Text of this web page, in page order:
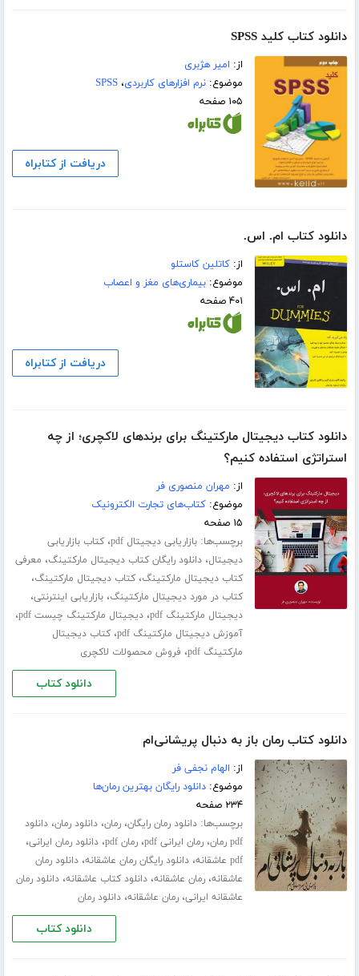
دانلود کتاب کلید SPSS
از: امیر هژبری
موضوع:نرم افزارهای کاربردی،SPSS
۱۰۵ صفحه
دریافت از کتابراه
دانلود کتاب ام. اس.
از:کاتلین کاستلو
موضوع:بیماری‌های مغز و اعصاب
۴۰۱ صفحه
دریافت از کتابراه
دانلود کتاب دیجیتال مارکتینگ برای برندهای لاکچری؛ از چه
استراتژی استفاده کنیم؟
از: مهران منصوری فر
موضوع:کتاب‌های تجارت الکترونیک
۱۵ صفحه
برچسب‌ها:بازاریابی دیجیتال pdf ،کتاب بازاریابی
دیجیتال،دانلود رایگان کتاب دیجیتال مارکتینگ، معرفی
کتاب دیجیتال مارکتینگ،کتاب دیجیتال مارکتینگ،
کتاب در مورد دیجیتال مارکتینگ،بازاریابی اینترنتی،
دیجیتال مارکتینگ pdf ،دیجیتال مارکتینگ چیست pdf ،
آموزش دیجیتال مارکتینگ pdf ،کتاب دیجیتال
مارکتینگ pdf
، فروش محصولات لاکچری
دانلود کتاب
دانلود کتاب رمان باز به دنبال پریشانی‌ام
از: الهام نجفی فر
موضوع:دانلود رایگان بهترین رمان‌ها
۲۳۴ صفحه
برچسب‌ها:دانلود رمان رایگان،رمان،دانلود رمان،دانلود
pdf رمان
،رمان ایرانی pdf ،رمان pdf ،دانلود رمان ایرانی،
pdf عاشقانه ،دانلود رایگان رمان عاشقانه،دانلود رمان
عاشقانه،رمان عاشقانه،دانلود کتاب عاشقانه،دانلود رمان
عاشقانه ایرانی،رمان عاشقانه،دانلود رمان
دانلود کتاب